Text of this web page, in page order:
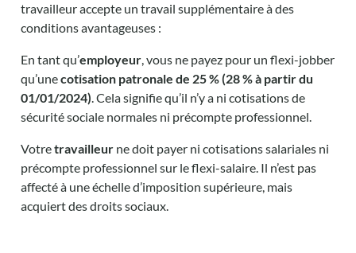
travailleur accepte un travail supplémentaire à des
conditions avantageuses :
En tant qu’employeur, vous ne payez pour un flexi-jobber
qu’unecotisation patronale de 25 % (28 % à partir du
01/01/2024). Cela signifie qu’il n’y a ni cotisations de
sécurité sociale normales ni précompte professionnel.
Votretravailleur ne doit payer ni cotisations salariales ni
précompte professionnel sur le flexi-salaire. Il n’est pas
affecté à une échelle d’imposition supérieure, mais
acquiert des droits sociaux.